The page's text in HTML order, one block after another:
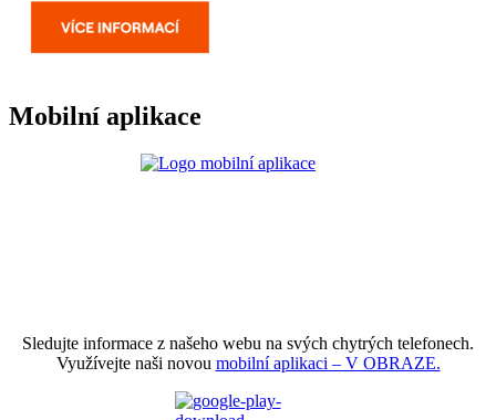
Mobilní aplikace
Sledujte informace z našeho webu na svých chytrých telefonech.
Využívejte naši novou mobilní aplikaci – V OBRAZE.